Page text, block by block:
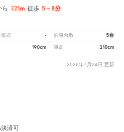
321m 徒歩 5～8分
形式 - 駐車台数 5台
190cm 車高 210cm
2026年7月24日 更新
済可